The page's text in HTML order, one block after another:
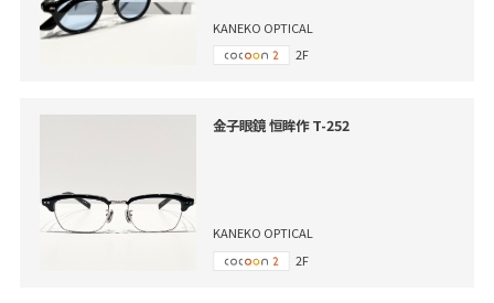
KANEKO OPTICAL
2F
金子眼鏡 恒眸作 T-252
KANEKO OPTICAL
2F